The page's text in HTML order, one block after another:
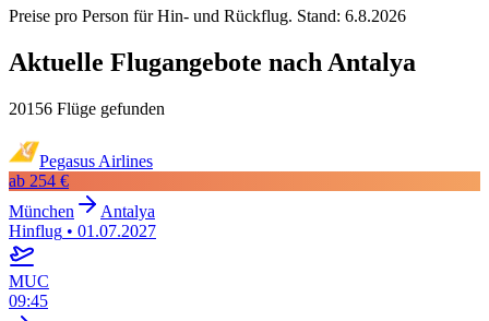
Preise pro Person für Hin- und Rückflug. Stand: 6.8.2026
Aktuelle Flugangebote nach Antalya
20156 Flüge gefunden
Pegasus Airlines
ab 254 €
München
Antalya
Hinflug • 01.07.2027
MUC
09:45